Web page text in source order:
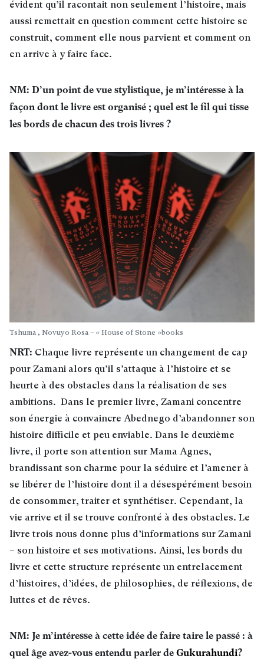
évident qu’il racontait non seulement l’histoire, mais
aussi remettait en question comment cette histoire se
construit, comment elle nous parvient et comment on
en arrive à y faire face.
NM: D’un point de vue stylistique, je m’intéresse à la
façon dont le livre est organisé ; quel est le fil qui tisse
les bords de chacun des trois livres ?
Tshuma , Novuyo Rosa – « House of Stone »books
NRT: Chaque livre représente un changement de cap
pour Zamani alors qu’il s’attaque à l’histoire et se
heurte à des obstacles dans la réalisation de ses
ambitions. Dans le premier livre, Zamani concentre
son énergie à convaincre Abednego d’abandonner son
histoire difficile et peu enviable. Dans le deuxième
livre, il porte son attention sur Mama Agnes,
brandissant son charme pour la séduire et l’amener à
se libérer de l’histoire dont il a désespérément besoin
de consommer, traiter et synthétiser. Cependant, la
vie arrive et il se trouve confronté à des obstacles. Le
livre trois nous donne plus d’informations sur Zamani
– son histoire et ses motivations. Ainsi, les bords du
livre et cette structure représente un entrelacement
d’histoires, d’idées, de philosophies, de réflexions, de
luttes et de rêves.
NM: Je m’intéresse à cette idée de faire taire le passé : à
quel âge avez-vous entendu parler de Gukurahundi?